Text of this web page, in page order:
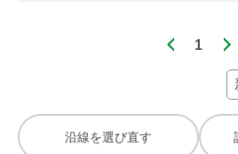
1
沿線を選び直す